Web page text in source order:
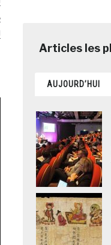
AUJOURD’HUI